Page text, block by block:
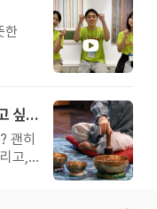
한
지금, 내 안의 흐름을 다시 바로 세우고 싶다면
괜히
고,